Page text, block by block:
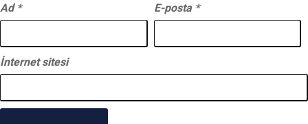
Ad * E-posta *
İnternet sitesi